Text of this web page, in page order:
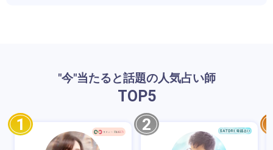
"今"当たると話題の人気占い師
TOP5
1 2